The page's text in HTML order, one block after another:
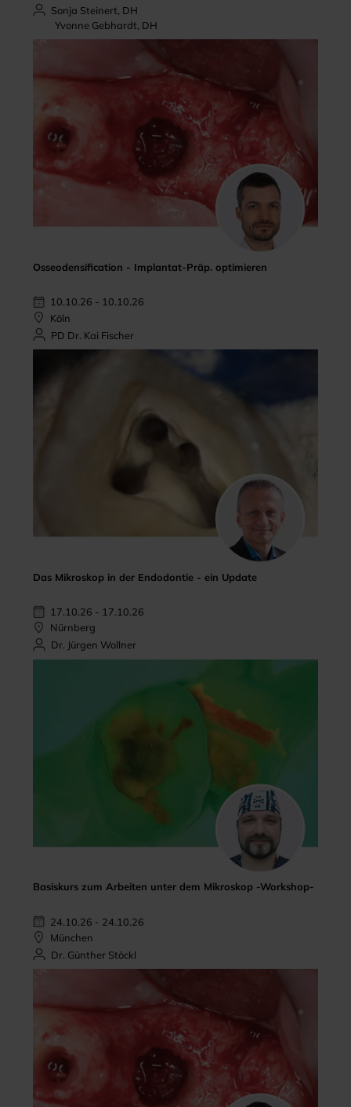
Sonja Steinert, DH
Yvonne Gebhardt, DH
Osseodensification - Implantat-Präp. optimieren
10.10.26 - 10.10.26
Köln
PD Dr. Kai Fischer
Das Mikroskop in der Endodontie - ein Update
17.10.26 - 17.10.26
Nürnberg
Dr. Jürgen Wollner
Basiskurs zum Arbeiten unter dem Mikroskop -Workshop-
24.10.26 - 24.10.26
München
Dr. Günther Stöckl